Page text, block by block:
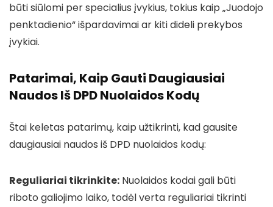
būti siūlomi per specialius įvykius, tokius kaip „Juodojo
penktadienio“ išpardavimai ar kiti dideli prekybos
įvykiai.
Patarimai, Kaip Gauti Daugiausiai
Naudos Iš DPD Nuolaidos Kodų
Štai keletas patarimų, kaip užtikrinti, kad gausite
daugiausiai naudos iš DPD nuolaidos kodų:
Reguliariai tikrinkite: Nuolaidos kodai gali būti
riboto galiojimo laiko, todėl verta reguliariai tikrinti